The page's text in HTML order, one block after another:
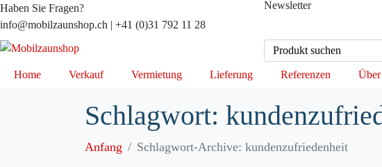
Haben Sie Fragen?
info@mobilzaunshop.ch | +41 (0)31 792 11 28
Newsletter
Home Verkauf Vermietung Lieferung Referenzen
Schlagwort:
Anfang Schlagwort-Archive: kundenzufriedenheit